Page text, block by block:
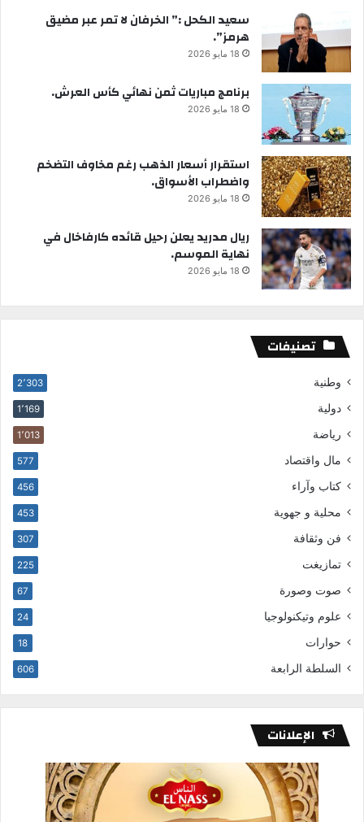
سعيد الكحل :” الخرفان لا تمر عبر مضيق
هرمز”.
18 مايو 2026
برنامج مباريات ثمن نهائي كأس العرش.
18 مايو 2026
استقرار أسعار الذهب رغم مخاوف التضخم
واضطراب الأسواق.
18 مايو 2026
ريال مدريد يعلن رحيل قائده كارفاخال في
نهاية الموسم.
18 مايو 2026
تصنيفات
وطنية 2٬303
دولية 1٬169
رياضة 1٬013
مال واقتصاد 577
كتاب وآراء 456
محلية و جهوية 453
فن وثقافة 307
تمازيغت 225
صوت وصورة 67
علوم وتيكنولوجيا 24
حوارات 18
السلطة الرابعة 606
الإعلانات